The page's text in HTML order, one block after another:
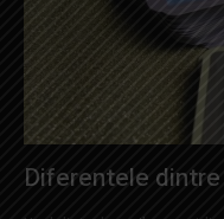
Diferentele